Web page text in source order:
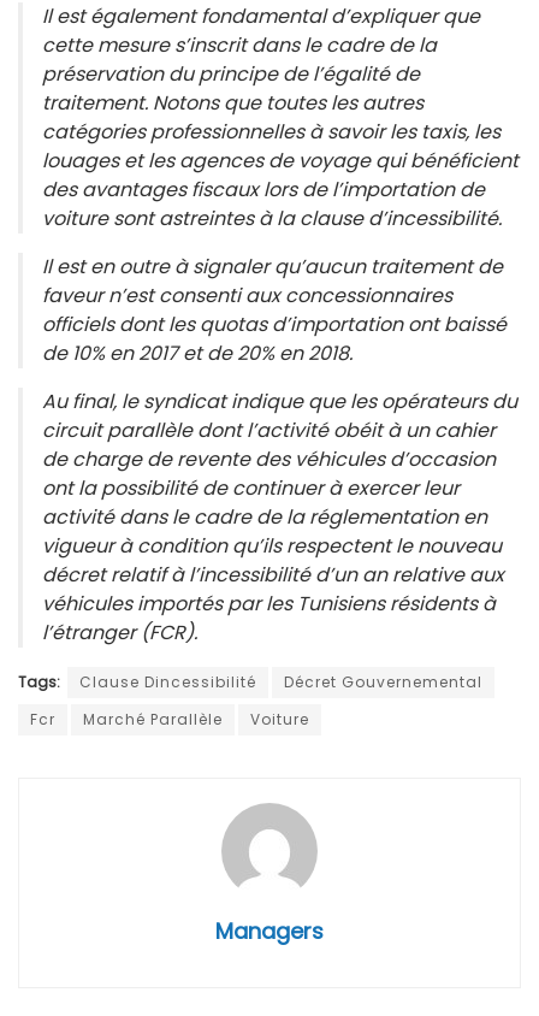
Il est également fondamental d’expliquer que
cette mesure s’inscrit dans le cadre de la
préservation du principe de l’égalité de
traitement. Notons que toutes les autres
catégories professionnelles à savoir les taxis, les
louages et les agences de voyage qui bénéficient
des avantages fiscaux lors de l’importation de
voiture sont astreintes à la clause d’incessibilité.
Il est en outre à signaler qu’aucun traitement de
faveur n’est consenti aux concessionnaires
officiels dont les quotas d’importation ont baissé
de 10% en 2017 et de 20% en 2018.
Au final, le syndicat indique que les opérateurs du
circuit parallèle dont l’activité obéit à un cahier
de charge de revente des véhicules d’occasion
ont la possibilité de continuer à exercer leur
activité dans le cadre de la réglementation en
vigueur à condition qu’ils respectent le nouveau
décret relatif à l’incessibilité d’un an relative aux
véhicules importés par les Tunisiens résidents à
l’étranger (FCR).
Tags: Clause Dincessibilité
Décret Gouvernemental
Fcr
Marché Parallèle Voiture
Managers